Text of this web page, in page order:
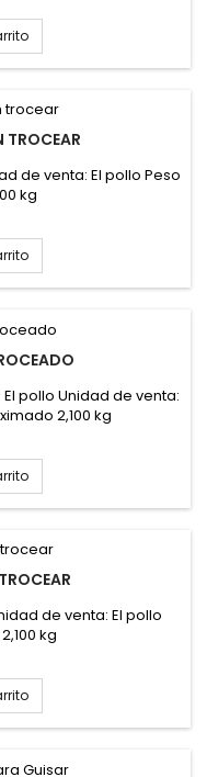
TROCEAR
de venta: El pollo Peso
kg
El pollo Unidad de venta:
2,100 kg
de venta: El pollo
kg